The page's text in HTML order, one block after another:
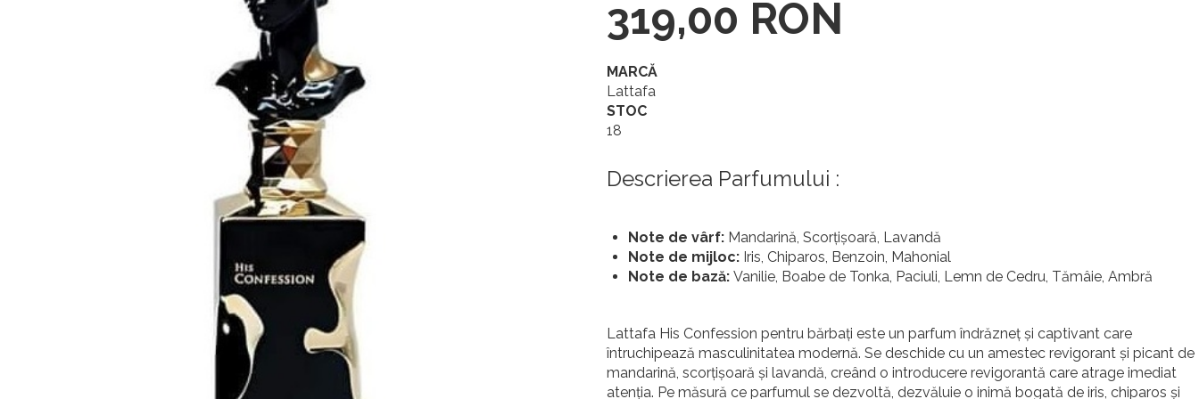
319,00 RON
MARCĂ
Lattafa
STOC
18
Descrierea Parfumului :
Note de vârf:Mandarină, Scorțișoară, Lavandă
Note de mijloc:Iris, Chiparos, Benzoin, Mahonial
Note de bază:Vanilie, Boabe de Tonka, Paciuli, Lemn de Cedru, Tămâie, Ambră
Lattafa His Confession pentru bărbați este un parfum îndrăzneț și captivant care
întruchipează masculinitatea modernă. Se deschide cu un amestec revigorant și picant de
mandarină, scorțișoară și lavandă, creând o introducere revigorantă care atrage imediat
atenția. Pe măsură ce parfumul se dezvoltă, dezvăluie o inimă bogată de iris, chiparos și